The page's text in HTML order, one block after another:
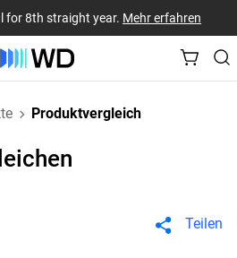
for 8th straight year. Mehr erfahren
Produktvergleich
Teilen